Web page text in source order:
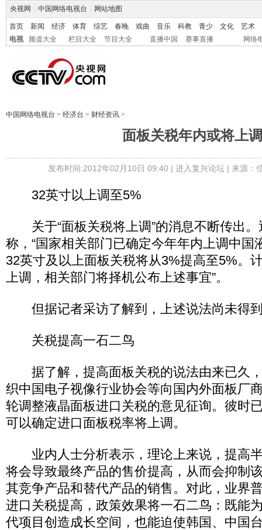
央视网 中国网络电视台 网站地图
首页 新闻 经济 体育 综艺 春晚 戏曲 音乐 科教 青少 文化
艺术
电视
频道大全 栏目大全 节目大全 直播中国 赛事直播 网络
中国网络电视台 > 经济台 > 财经资讯 >
面板关税年内或将上调
发布时间:2012年02月10日 09:40 | 进入复兴论坛| 来源：
32英寸以上调至5%
关于“面板关税将上调”的消息不断传出。
称，“国家相关部门已确定今年年内上调中国
32英寸及以上面板关税将从3%提高至5%。
上调，相关部门将择机公布上述事宜”。
但据记者采访了解到，上述说法尚未得
关税提高一石二鸟
据了解，提高面板关税的说法由来已久
织中国电子视像行业协会等向国内外面板厂
轮调整液晶面板进口关税的意见征询。彼时
可以确定进口面板税率将上调。
业内人士分析表示，理论上来说，提高
将会导致最终产品的售价提高，从而会抑制
其竞争产品和替代产品的销售。对此，业界
进口关税提高，政策效果将一石二鸟：既能
代项目创造成长空间，也能迫使韩国、中国